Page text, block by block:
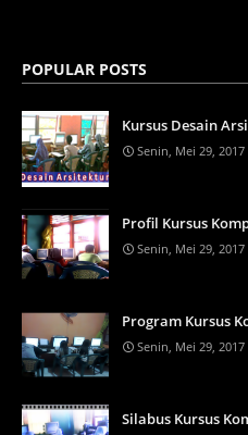
POPULAR POSTS
Kursus Desain
Senin, Mei 29, 2017
Profil Kursus
Senin, Mei 29, 2017
Program Kursus
Senin, Mei 29, 2017
Silabus Kursus